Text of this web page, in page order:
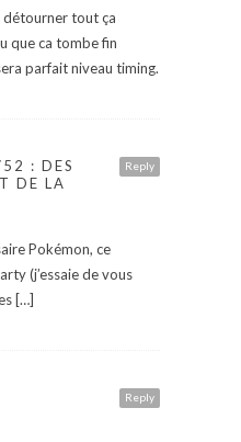
détourner tout ça
que ca tombe fin
parfait niveau timing.
Reply
: DES
DE LA
Pokémon, ce
(j’essaie de vous
[…]
Reply